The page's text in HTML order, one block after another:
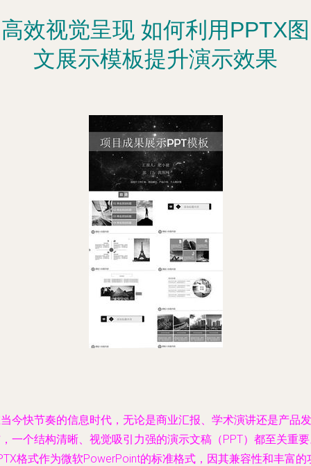
高效视觉呈现 如何利用PPTX图
文展示模板提升演示效果
今快节奏的信息时代，无论是商业汇报、学术演讲还是产品发
一个结构清晰、视觉吸引力强的演示文稿（PPT）都至关重
格式作为微软PowerPoint的标准格式，因其兼容性和丰富的